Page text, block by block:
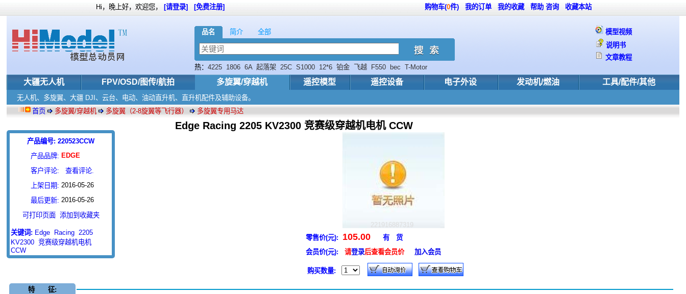
品名 简介 全部
热： 4225 1806 6A 起落架 25C S1000 12*6 铂金 飞越 F550 bec T-Motor
模型视频
说明书
文章教程
大疆无人机 FPV/OSD/图传/航拍 多旋翼/穿越机 遥控模型 遥控设备 电子外设 发动机/燃油 工具/配件/其他
Hi，晚上好，欢迎您， [请登录] [免费注册] 购物车(0件) 我的订单 我的收藏 帮助 咨询 收藏本站
无人机、多旋翼、大疆 DJI、云台、电动、油动直升机、直升机配件及辅助设备。
首页
多旋翼/穿越机 多旋翼（2-8旋翼等飞行器） 多旋翼专用马达
产品编号: 220523CCW
产品品牌: EDGE
客户评论:
查看评论.
上架日期: 2016-05-26
最后更新: 2016-05-26
可打印页面 添加到收藏夹
关键词: Edge Racing 2205
KV2300 竞赛级穿越机电机
CCW
Edge Racing 2205 KV2300 竞赛级穿越机电机 CCW
221916887319
零售价(元):
105.00
有 货
会员价(元):
请登录后查看会员价 加入会员
购买数量:
特 征: